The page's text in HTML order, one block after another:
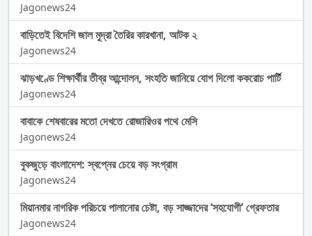
Jagonews24
বাড়িতেই বিদেশি জাল মুদ্রা তৈরির কারখানা, আটক ২
Jagonews24
ঝাড়খণ্ডে শিক্ষার্থীর তীব্র আন্দোলন, সংহতি জানিয়ে যোগ দিলো ককরোচ পার্টি
Jagonews24
বাবাকে শেষবারের মতো দেখতে রোজারিওর পথে মেসি
Jagonews24
বুকজুড়ে বাংলাদেশ: স্বপ্নের চেয়ে বড় সংগ্রাম
Jagonews24
মিয়ানমার নাগরিক পরিচয়ে পালানোর চেষ্টা, বড় সাজ্জাদের ‘সহযোগী’ গ্রেফতার
Jagonews24